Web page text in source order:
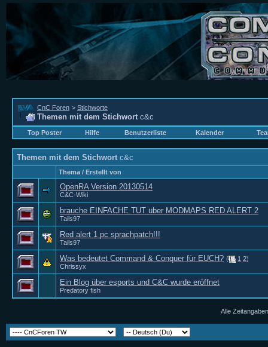
CnC Foren > Stichworte
Themen mit dem Stichwort c&c
Top Poster Hilfe Benutzerliste Kalender
Themen mit dem Stichwort c&c
Thema / Erstellt von
OpenRA Version 20130514
C&C-Wiki
brauche EINFACHE TUT über MODMAPS RED ALERT 2
Tails97
Red alert 1 pc sprachpatch!!!
Tails97
Was bedeutet Command & Conquer für EUCH? ( 1 2)
Chrissyx
Ein Blog über esports und C&C wurde eröffnet
Predatory fish
Alle